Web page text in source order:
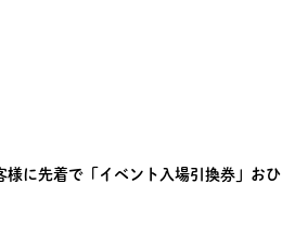
に先着で「イベント入場引換券」おひ